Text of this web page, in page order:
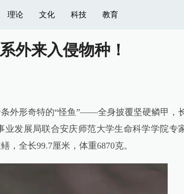
理论 文化 科技 教育
外来入侵物种！
外形奇特的“怪鱼”——全身披覆坚硬鳞甲，
发展局联合安庆师范大学生命科学学院专
，全长99.7厘米，体重6870克。